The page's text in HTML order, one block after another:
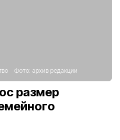
Фото: архив редакции
размер